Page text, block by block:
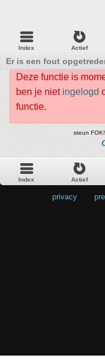
Index Actief
Er is een fout
Deze functie is
ben je niet ingelogd
functie.
steun
Index Actief
privacy